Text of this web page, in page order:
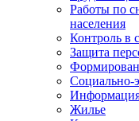
Работы по
населения
Контроль в
Защита
Социально-
Жилье